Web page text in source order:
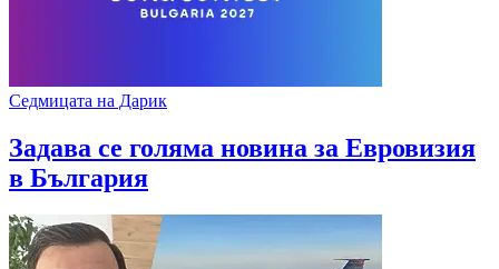
Седмицата на Дарик
Задава се голяма новина за Евровизия
в България